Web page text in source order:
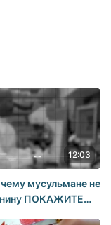
12:03
мусульмане не
ПОКАЖИТЕ